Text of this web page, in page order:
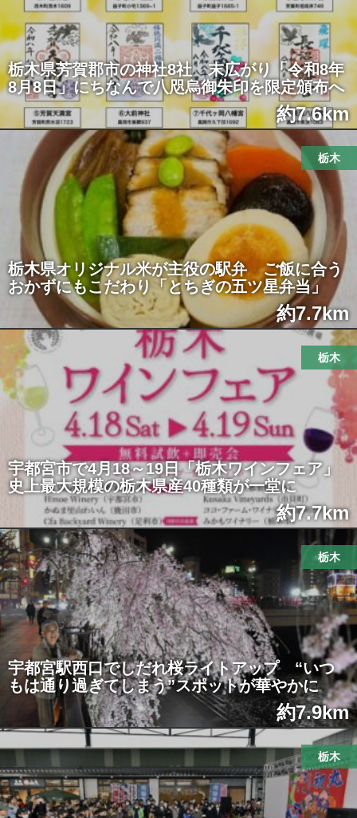
栃木県芳賀郡市の神社8社 末広がり「令和8年
8月8日」にちなんで八咫烏御朱印を限定頒布へ
約7.6km
栃木
栃木県オリジナル米が主役の駅弁 ご飯に合う
おかずにもこだわり「とちぎの五ツ星弁当」
約7.7km
栃木
宇都宮市で4月18～19日「栃木ワインフェア」
史上最大規模の栃木県産40種類が一堂に
約7.7km
栃木
宇都宮駅西口でしだれ桜ライトアップ “いつ
もは通り過ぎてしまう”スポットが華やかに
約7.9km
栃木